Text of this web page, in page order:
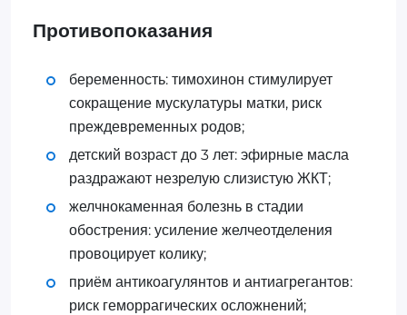
Противопоказания
беременность: тимохинон стимулирует
сокращение мускулатуры матки, риск
преждевременных родов;
детский возраст до 3 лет: эфирные масла
раздражают незрелую слизистую ЖКТ;
желчнокаменная болезнь в стадии
обострения: усиление желчеотделения
провоцирует колику;
приём антикоагулянтов и антиагрегантов:
риск геморрагических осложнений;